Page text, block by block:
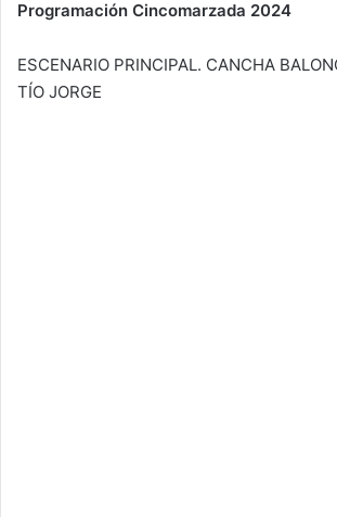
Programación Cincomarzada 2024
ESCENARIO PRINCIPAL. CANCHA
TÍO JORGE